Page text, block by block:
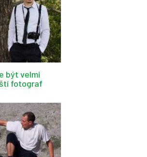
být velmi
fotograf